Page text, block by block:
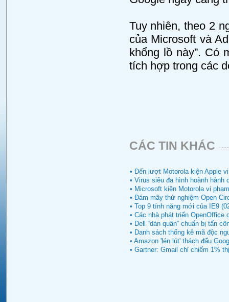
Tuy nhiên, theo 2
của Microsoft và
khổng lồ này”. Có
tích hợp trong các
CÁC TIN KHÁC
• Đến lượt Motorola kiện Apple
• Virus siêu đa hình hoành hành
• Microsoft kiện Motorola vi
• Đám mây thử nghiệm Open
• Top 9 tính năng mới của IE9
• Các nhà phát triển
• Dell “dàn quân” chuẩn bị tấn
• Danh sách thống kê mã độc
• Amazon 'lén lút' thách đấu
• Gartner: Gmail chỉ chiếm 1%